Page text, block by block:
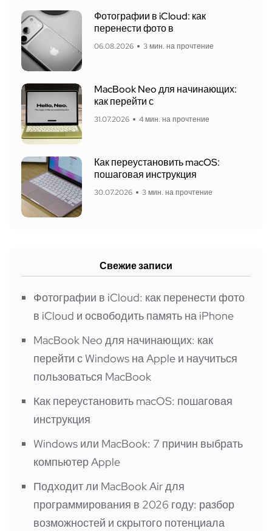
Фотографии в iCloud: как
перенести фото в
06.08.2026 3 мин. на прочтение
MacBook Neo для начинающих:
как перейти с
31.07.2026 4 мин. на прочтение
Как переустановить macOS:
пошаговая инструкция
30.07.2026 3 мин. на прочтение
Свежие записи
Фотографии в iCloud: как перенести фото
в iCloud и освободить память на iPhone
MacBook Neo для начинающих: как
перейти с Windows на Apple и научиться
пользоваться MacBook
Как переустановить macOS: пошаговая
инструкция
Windows или MacBook: 7 причин выбрать
компьютер Apple
Подходит ли MacBook Air для
программирования в 2026 году: разбор
возможностей и скрытого потенциала